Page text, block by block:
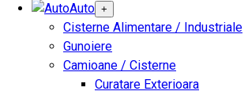
Auto +
Cisterne Alimentare / Industriale
Gunoiere
Camioane / Cisterne
Curatare Exterioara